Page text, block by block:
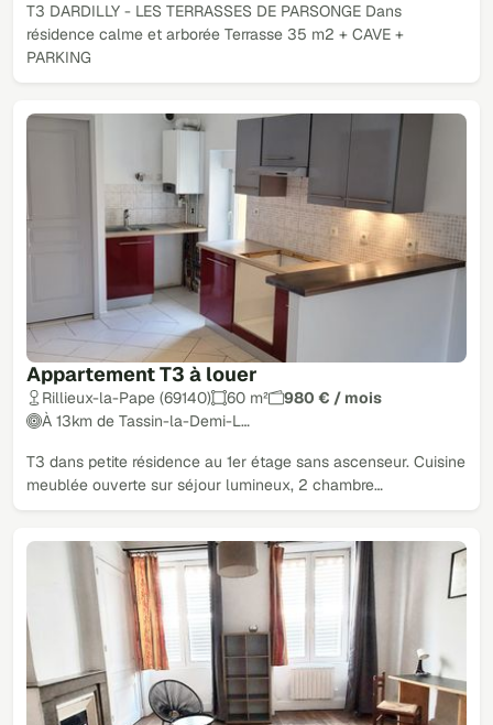
T3 DARDILLY - LES TERRASSES DE PARSONGE Dans
résidence calme et arborée Terrasse 35 m2 + CAVE +
PARKING
Appartement T3 à louer
Rillieux-la-Pape (69140) 60 m²
980 € / mois
À 13km de Tassin-la-Demi-L…
T3 dans petite résidence au 1er étage sans ascenseur. Cuisine
meublée ouverte sur séjour lumineux, 2 chambre…